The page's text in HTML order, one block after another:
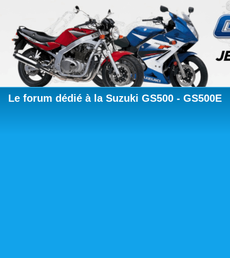
Le forum dédié à la Suzuki GS500 - GS500E